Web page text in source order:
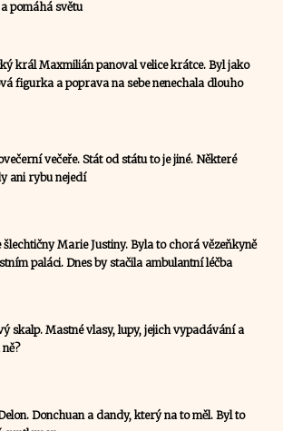
pomáhá světu
král Maxmilián panoval velice krátce. Byl jako
figurka a poprava na sebe nenechala dlouho
večeře. Stát od státu to je jiné. Některé
ani rybu nejedí
šlechtičny Marie Justiny. Byla to chorá vězeňkyně
paláci. Dnes by stačila ambulantní léčba
skalp. Mastné vlasy, lupy, jejich vypadávání a
Donchuan a dandy, který na to měl. Byl to